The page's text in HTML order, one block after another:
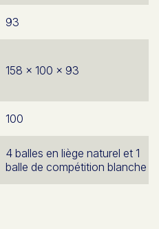
93
158 x 100 x 93
100
4 balles en liège naturel et 1
balle de compétition blanche